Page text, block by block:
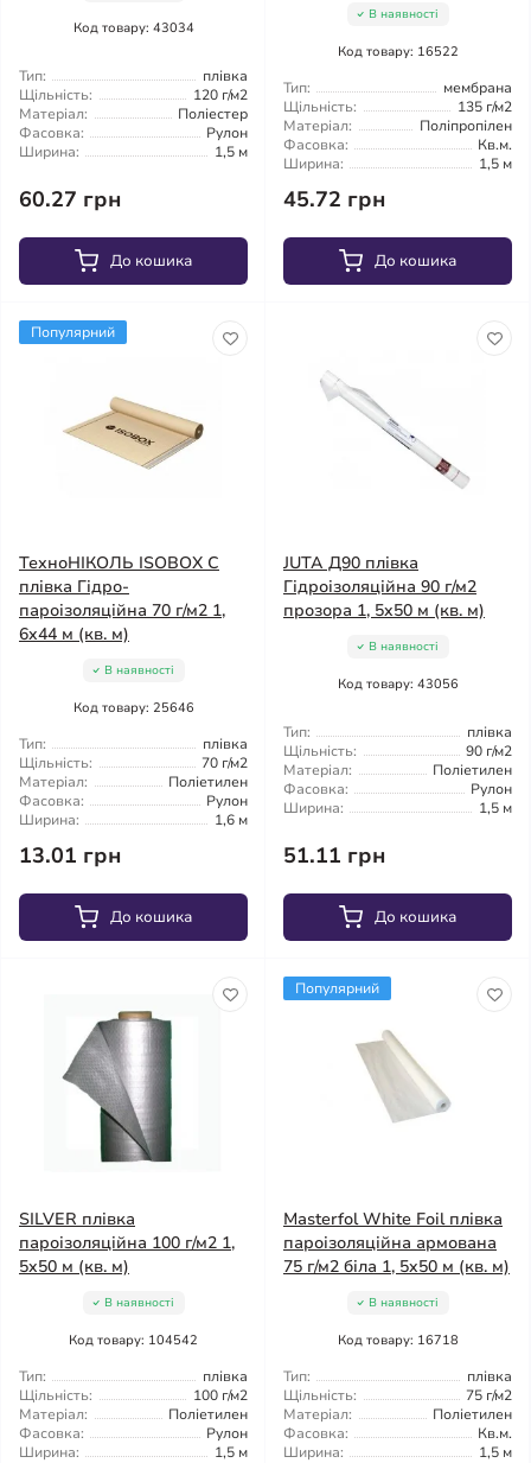
Код товару: 43034
Тип:
плівка
Щільність:
120 г/м2
Матеріал:
Поліестер
Фасовка:
Рулон
Ширина:
1,5 м
60.27 грн
До кошика
В наявності
Код товару: 16522
Тип:
мембрана
Щільність:
135 г/м2
Матеріал:
Поліпропілен
Фасовка:
Кв.м.
Ширина:
1,5 м
45.72 грн
До кошика
Популярний
ТехноНІКОЛЬ ISOBOX C
плівка Гідро-
пароізоляційна 70 г/м2 1,
6x44 м (кв. м)
В наявності
Код товару: 25646
Тип:
плівка
Щільність:
70 г/м2
Матеріал:
Поліетилен
Фасовка:
Рулон
Ширина:
1,6 м
13.01 грн
До кошика
JUTA Д90 плівка
Гідроізоляційна 90 г/м2
прозора 1, 5x50 м (кв. м)
В наявності
Код товару: 43056
Тип:
плівка
Щільність:
90 г/м2
Матеріал:
Поліетилен
Фасовка:
Рулон
Ширина:
1,5 м
51.11 грн
До кошика
SILVER плівка
пароізоляційна 100 г/м2 1,
5x50 м (кв. м)
В наявності
Код товару: 104542
Тип:
плівка
Щільність:
100 г/м2
Матеріал:
Поліетилен
Фасовка:
Рулон
Ширина:
1,5 м
Популярний
Masterfol White Foil плівка
пароізоляційна армована
75 г/м2 біла 1, 5x50 м (кв. м)
В наявності
Код товару: 16718
Тип:
плівка
Щільність:
75 г/м2
Матеріал:
Поліетилен
Фасовка:
Кв.м.
Ширина:
1,5 м